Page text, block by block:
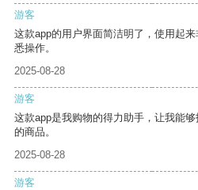
游客
这款app的用户界面简洁明了，使用起
悉操作。
2025-08-28
游客
这款app是我购物的得力助手，让我能
的商品。
2025-08-28
游客